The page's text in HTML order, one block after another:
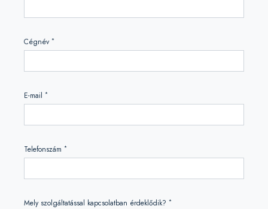
Cégnév *
E-mail *
Telefonszám *
Mely szolgáltatással kapcsolatban érdeklődik? *